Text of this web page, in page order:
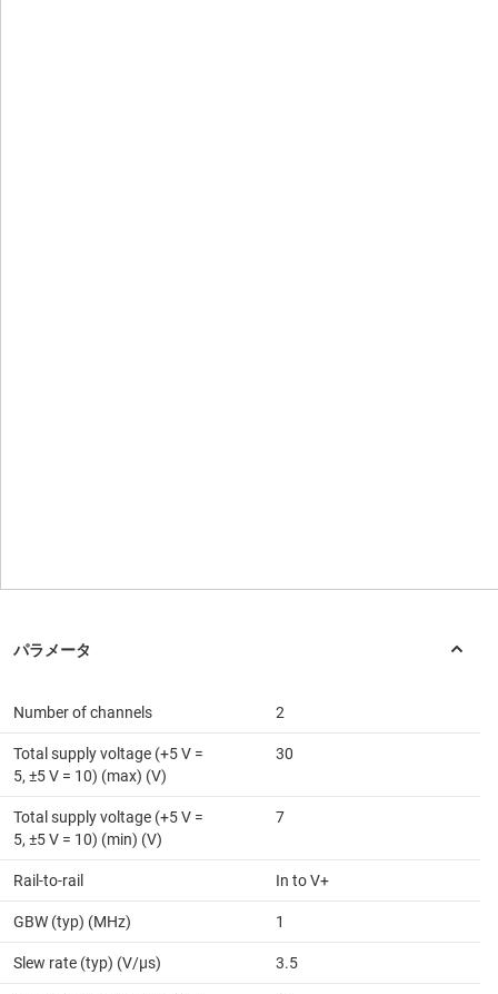
Number of channels 2
Total supply voltage (+5 V =
5, ±5 V = 10) (max) (V)
30
Total supply voltage (+5 V =
5, ±5 V = 10) (min) (V)
7
Rail-to-rail In to V+
GBW (typ) (MHz) 1
Slew rate (typ) (V/µs) 3.5